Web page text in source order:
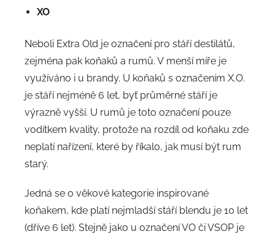
XO
Neboli Extra Old je označení pro stáří destilátů,
zejména pak koňaků a rumů. V menší míře je
využíváno i u brandy. U koňaků s označením X.O.
je stáří nejméně 6 let, byť průměrné stáří je
výrazně vyšší. U rumů je toto označení pouze
vodítkem kvality, protože na rozdíl od koňaku zde
neplatí nařízení, které by říkalo, jak musí být rum
starý.
Jedná se o věkové kategorie inspirované
koňakem, kde platí nejmladší stáří blendu je 10 let
(dříve 6 let). Stejně jako u označení VO či VSOP je